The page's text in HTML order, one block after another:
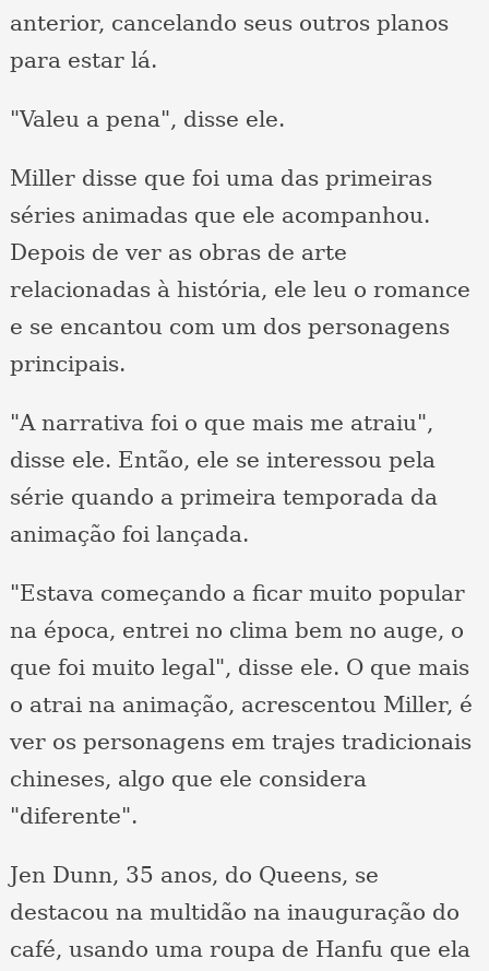
anterior, cancelando seus outros planos
para estar lá.
"Valeu a pena", disse ele.
Miller disse que foi uma das primeiras
séries animadas que ele acompanhou.
Depois de ver as obras de arte
relacionadas à história, ele leu o romance
e se encantou com um dos personagens
principais.
"A narrativa foi o que mais me atraiu",
disse ele. Então, ele se interessou pela
série quando a primeira temporada da
animação foi lançada.
"Estava começando a ficar muito popular
na época, entrei no clima bem no auge, o
que foi muito legal", disse ele. O que mais
o atrai na animação, acrescentou Miller, é
ver os personagens em trajes tradicionais
chineses, algo que ele considera
"diferente".
Jen Dunn, 35 anos, do Queens, se
destacou na multidão na inauguração do
café, usando uma roupa de Hanfu que ela